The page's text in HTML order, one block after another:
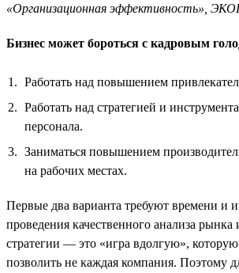
«Организационная эффективность»,
Бизнес может бороться с кадровым
Работать над повышением
Работать над стратегией и
персонала.
Заниматься повышением
на рабочих местах.
Первые два варианта требуют времени и
проведения качественного анализа рынка
стратегии — это «игра вдолгую»,
позволить не каждая компания. Поэтому